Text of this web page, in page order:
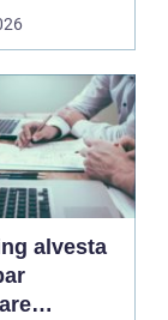
alvesta